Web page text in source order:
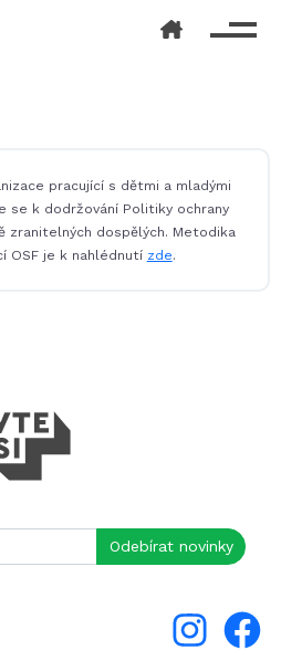
pracující s dětmi a mladými
se k dodržování Politiky ochrany
zranitelných dospělých. Metodika
OSF je k nahlédnutí zde.